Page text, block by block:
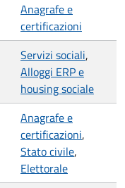
Anagrafe e
certificazioni
Servizi sociali,
Alloggi ERP e
housing sociale
Anagrafe e
certificazioni,
Stato civile,
Elettorale